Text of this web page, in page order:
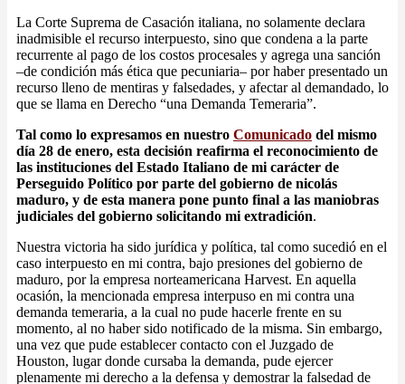
La Corte Suprema de Casación italiana, no solamente declara
inadmisible el recurso interpuesto, sino que condena a la parte
recurrente al pago de los costos procesales y agrega una sanción
–de condición más ética que pecuniaria– por haber presentado un
recurso lleno de mentiras y falsedades, y afectar al demandado, lo
que se llama en Derecho “una Demanda Temeraria”.
Tal como lo expresamos en nuestro Comunicado del mismo
día 28 de enero, esta decisión reafirma el reconocimiento de
las instituciones del Estado Italiano de mi carácter de
Perseguido Político por parte del gobierno de nicolás
maduro, y de esta manera pone punto final a las maniobras
judiciales del gobierno solicitando mi extradición.
Nuestra victoria ha sido jurídica y política, tal como sucedió en el
caso interpuesto en mi contra, bajo presiones del gobierno de
maduro, por la empresa norteamericana Harvest. En aquella
ocasión, la mencionada empresa interpuso en mi contra una
demanda temeraria, a la cual no pude hacerle frente en su
momento, al no haber sido notificado de la misma. Sin embargo,
una vez que pude establecer contacto con el Juzgado de
Houston, lugar donde cursaba la demanda, pude ejercer
plenamente mi derecho a la defensa y demostrar la falsedad de